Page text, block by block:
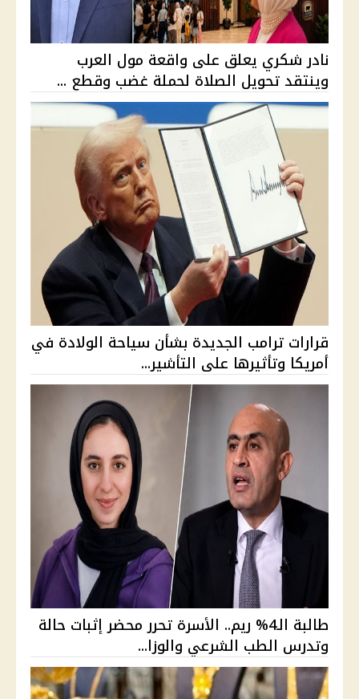
نادر شكري يعلق على واقعة مول العرب
وينتقد تحويل الصلاة لحملة غضب وقطع ...
قرارات ترامب الجديدة بشأن سياحة الولادة في
أمريكا وتأثيرها على التأشير...
طالبة الـ4% ريم.. الأسرة تحرر محضر إثبات حالة
وتدرس الطب الشرعي والوزا...